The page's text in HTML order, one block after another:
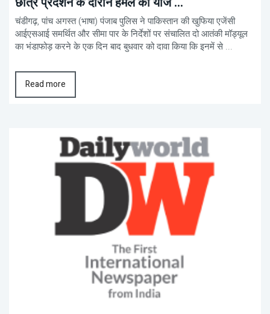
चंडीगढ़, पांच अगस्त (भाषा) पंजाब पुलिस ने पाकिस्तान की खुफिया एजेंसी
आईएसआई समर्थित और सीमा पार के निर्देशों पर संचालित दो आतंकी मॉड्यूल
का भंडाफोड़ करने के एक दिन बाद बुधवार को दावा किया कि इनमें से ...
Read more